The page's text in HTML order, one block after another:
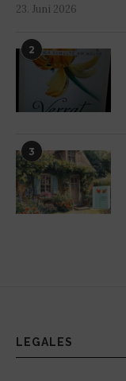
23. Juni 2026
2
3
LEGALES